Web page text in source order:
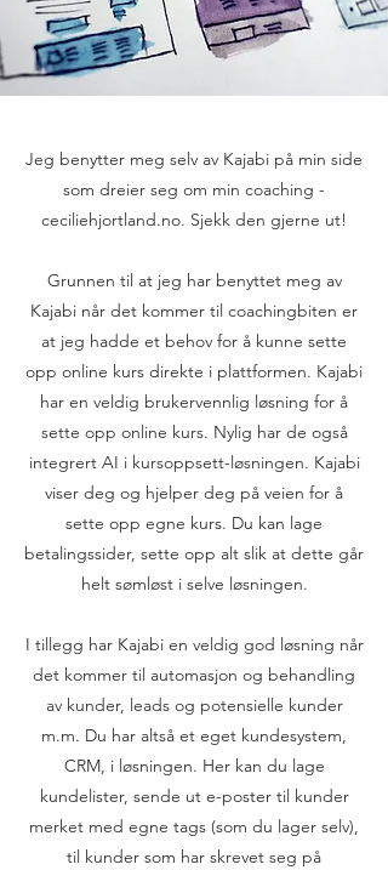
Jeg benytter meg selv av Kajabi på min side
som dreier seg om min coaching -
ceciliehjortland.no. Sjekk den gjerne ut!
Grunnen til at jeg har benyttet meg av
Kajabi når det kommer til coachingbiten er
at jeg hadde et behov for å kunne sette
opp online kurs direkte i plattformen. Kajabi
har en veldig brukervennlig løsning for å
sette opp online kurs. Nylig har de også
integrert AI i kursoppsett-løsningen. Kajabi
viser deg og hjelper deg på veien for å
sette opp egne kurs. Du kan lage
betalingssider, sette opp alt slik at dette går
helt sømløst i selve løsningen.
I tillegg har Kajabi en veldig god løsning når
det kommer til automasjon og behandling
av kunder, leads og potensielle kunder
m.m. Du har altså et eget kundesystem,
CRM, i løsningen. Her kan du lage
kundelister, sende ut e-poster til kunder
merket med egne tags (som du lager selv),
til kunder som har skrevet seg på